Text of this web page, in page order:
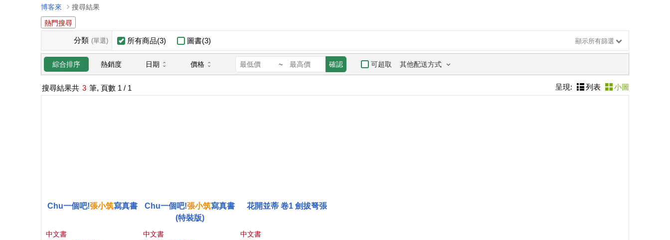
博客來
搜尋結果
熱門搜尋
分類 (單選) 所有商品(3) 圖書(3) 顯示所有篩選
綜合排序 熱銷度 日期 價格 ~ 確認 可超取 其他配送方式
搜尋結果共 3 筆, 頁數 1 / 1 呈現: 列表 小圖
Chu一個吧!張小筑寫真書
中文書
Chu一個吧!張小筑寫真書
(特裝版)
中文書
花開並蒂 卷1 劍拔弩張
中文書